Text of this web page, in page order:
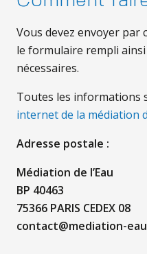
Vous devez envoyer
le formulaire rempli
nécessaires.
Toutes les informations
internet de la médiation
Adresse postale :
Médiation de l’Eau
BP 40463
75366 PARIS CEDEX 08
contact@mediation-